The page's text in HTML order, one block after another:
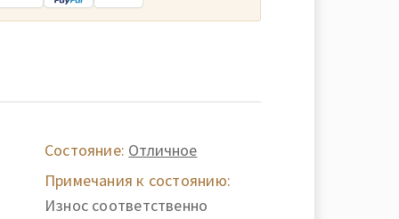
Состояние: Отличное
Примечания к состоянию:
Износ соответственно